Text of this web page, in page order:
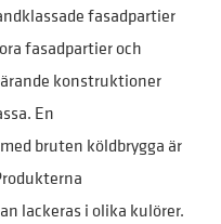
fasadpartier
fasadpartier och
konstruktioner
En
bruten köldbrygga är
lackeras i olika kulörer.